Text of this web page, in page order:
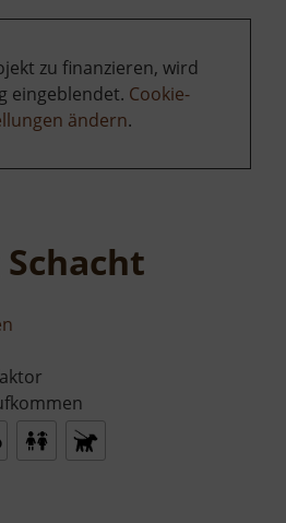
zu finanzieren, wird
eingeblendet. Cookie-
ändern.